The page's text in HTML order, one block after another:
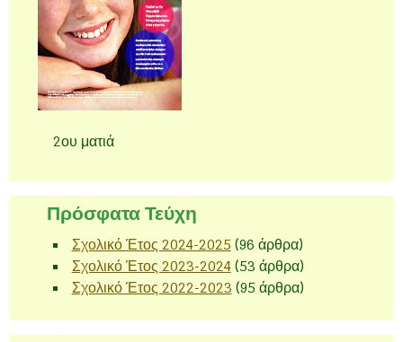
2ου ματιά
Πρόσφατα Τεύχη
Σχολικό Έτος 2024-2025 (96 άρθρα)
Σχολικό Έτος 2023-2024(53 άρθρα)
Σχολικό Έτος 2022-2023 (95 άρθρα)